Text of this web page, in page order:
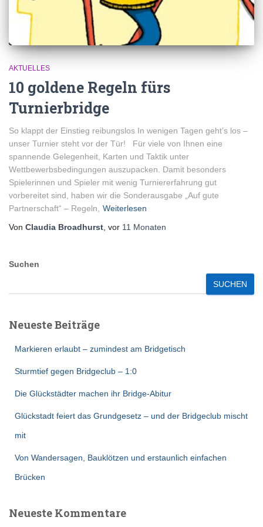
AKTUELLES
10 goldene Regeln fürs
Turnierbridge
So klappt der Einstieg reibungslos In wenigen Tagen geht’s los –
unser Turnier steht vor der Tür! Für viele von Ihnen eine
spannende Gelegenheit, Karten und Taktik unter
Wettbewerbsbedingungen auszupacken. Damit besonders
Spielerinnen und Spieler mit wenig Turniererfahrung gut
vorbereitet sind, haben wir die Sonderausgabe „Auf gute
Partnerschaft“ – Regeln,
Weiterlesen
Von Claudia Broadhurst , vor 11 Monaten
Suchen
SUCHEN
Neueste Beiträge
Markieren erlaubt – zumindest am Bridgetisch
Sturmtief gegen Bridgeclub – 1:0
Die Glückstädter machen ihr Bridge-Abitur
Glückstadt feiert das Grundgesetz – und der Bridgeclub mischt
mit
Von Wandersagen, Bauklötzen und erstaunlich einfachen
Brücken
Neueste Kommentare